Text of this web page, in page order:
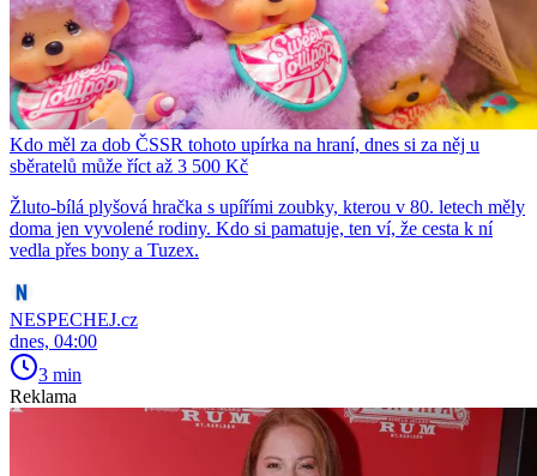
Kdo měl za dob ČSSR tohoto upírka na hraní, dnes si za něj u
sběratelů může říct až 3 500 Kč
Žluto-bílá plyšová hračka s upířími zoubky, kterou v 80. letech měly
doma jen vyvolené rodiny. Kdo si pamatuje, ten ví, že cesta k ní
vedla přes bony a Tuzex.
NESPECHEJ.cz
dnes, 04:00
3 min
Reklama